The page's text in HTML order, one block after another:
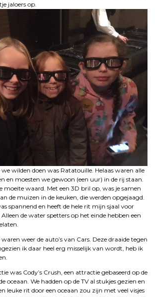
jaloers op.
wilden doen was Ratatouille. Helaas waren alle
en moesten we gewoon (een uur) in de rij staan.
moeite waard. Met een 3D bril op, was je samen
de muizen in de keuken, die werden opgejaagd.
spannend en heeft de hele rit mijn sjaal voor
de water spetters op het einde hebben een
weer de auto’s van Cars. Deze draaide tegen
ik daar heel erg misselijk van wordt, heb ik
was Cody’s Crush, een attractie gebaseerd op de
oceaan. We hadden op de TV al stukjes gezien en
leuke rit door een oceaan zou zijn met veel visjes